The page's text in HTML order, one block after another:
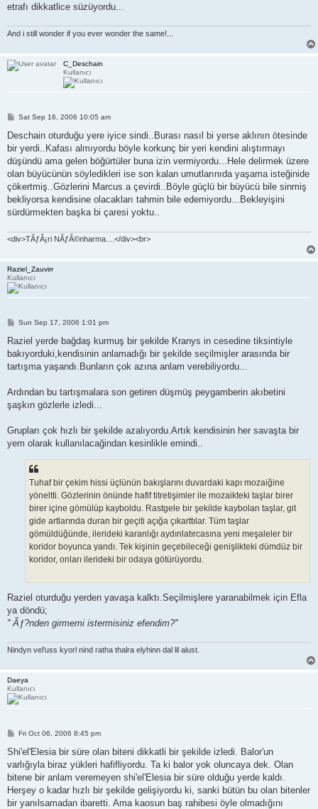
etrafı dikkatlice süzüyordu...
And i still wonder if you ever wonder the same!...
C_Deschain
Kullanıcı
P
s
Sat Sep 16, 2006 10:05 am
Deschain oturduğu yere iyice sindi..Burası nasıl bi yerse aklının ötesinde
bir yerdi..Kafası almıyordu böyle korkunç bir yeri kendini alıştırmayı
düşündü ama gelen böğürtüler buna izin vermiyordu...Hele delirmek üzere
olan büyücünün söyledikleri ise son kalan umutlarınıda yaşama isteğinide
çökertmiş..Gözlerini Marcus a çevirdi..Böyle güçlü bir büyücü bile sinmiş
bekliyorsa kendisine olacakları tahmin bile edemiyordu...Bekleyişini
sürdürmekten başka bi çaresi yoktu..
<div>TÃƒÂ¡ri NÃƒÂ©nharma....</div><br>
Raziel_Zauvirr
Kullanıcı
P
s
Sun Sep 17, 2006 1:01 pm
Raziel yerde bağdaş kurmuş bir şekilde Kranys in cesedine tiksintiyle
bakıyorduki,kendisinin anlamadığı bir şekilde seçilmişler arasında bir
tartışma yaşandı.Bunların çok azına anlam verebiliyordu...
Ardından bu tartışmalara son getiren düşmüş peygamberin akıbetini
şaşkın gözlerle izledi...
Grupları çok hızlı bir şekilde azalıyordu.Artık kendisinin her savaşta bir
yem olarak kullanılacağindan kesinlikle emindi..
Tuhaf bir çekim hissi üçlünün bakışlarını duvardaki kapı mozaiğine
yöneltti. Gözlerinin önünde hafif titretişimler ile mozaikteki taşlar birer
birer içine gömülüp kayboldu. Rastgele bir şekilde kaybolan taşlar, git
gide artlarında duran bir geçiti açığa çıkarttılar. Tüm taşlar
gömüldüğünde, ilerideki karanlığı aydınlatırcasına yeni meşaleler bir
koridor boyunca yandı. Tek kişinin geçebileceği genişlikteki dümdüz bir
koridor, onları ilerideki bir odaya götürüyordu.
Raziel oturduğu yerden yavaşa kalktı.Seçilmişlere yaranabilmek için Efla
ya döndü;
'' Ãƒ?nden girmemi istermisiniz efendim?''
Nindyn vel'uss kyorl nind ratha thalra elyhinn dal lil alust.
Daeya
Kullanıcı
P
s
Fri Oct 06, 2006 8:45 pm
Shi'el'Elesia bir süre olan biteni dikkatli bir şekilde izledi. Balor'un
varlığıyla biraz yükleri hafifliyordu. Ta ki balor yok oluncaya dek. Olan
bitene bir anlam veremeyen shi'el'Elesia bir süre olduğu yerde kaldı.
Herşey o kadar hızlı bir şekilde gelişiyordu ki, sanki bütün bu olan bitenler
bir yanılsamadan ibaretti. Ama kaosun baş rahibesi öyle olmadığını